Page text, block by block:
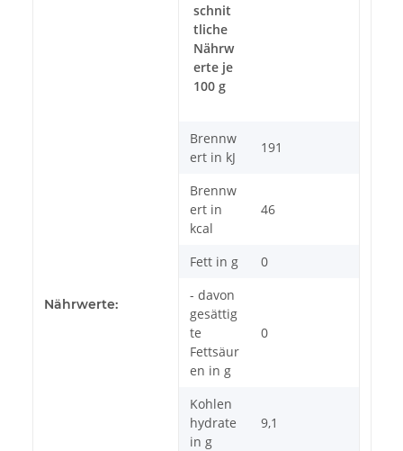
Nährwerte:
schnit
tliche
Nährw
erte je
100 g
Brennw
ert in kJ
191
Brennw
ert in
kcal
46
Fett in g
0
- davon
gesättig
te
Fettsäur
en in g
0
Kohlen
hydrate
in g
9,1